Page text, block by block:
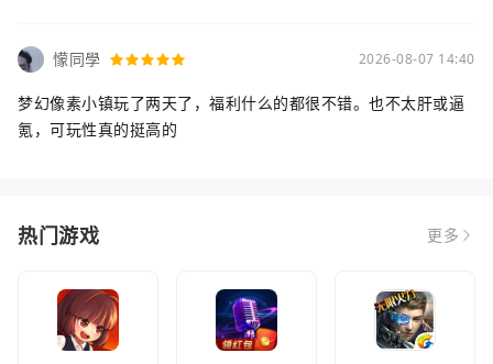
懞同學 2026-08-07 14:40
梦幻像素小镇玩了两天了，福利什么的都很不错。也不太肝或逼
氪，可玩性真的挺高的
热门游戏 更多